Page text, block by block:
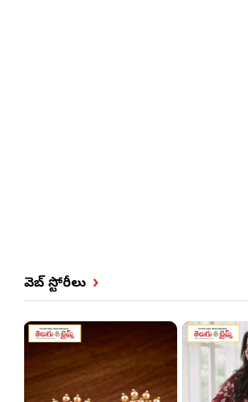
వెబ్ స్టోరీలు